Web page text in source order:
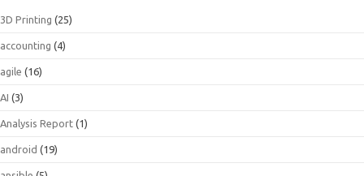
3D Printing (25)
accounting (4)
agile (16)
AI (3)
Analysis Report (1)
android (19)